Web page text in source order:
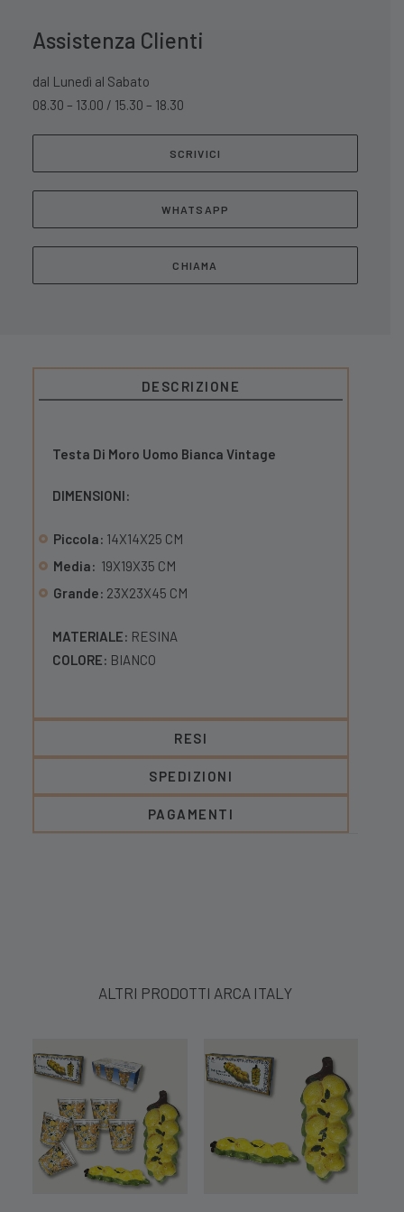
Assistenza Clienti
dal Lunedì al Sabato
08.30 – 13.00 / 15.30 – 18.30
SCRIVICI
WHATSAPP
CHIAMA
DESCRIZIONE
Testa Di Moro Uomo Bianca Vintage
DIMENSIONI:
Piccola: 14X14X25 CM
Media: 19X19X35 CM
Grande: 23X23X45 CM
MATERIALE: RESINA
COLORE: BIANCO
RESI
SPEDIZIONI
PAGAMENTI
ALTRI PRODOTTI ARCA ITALY